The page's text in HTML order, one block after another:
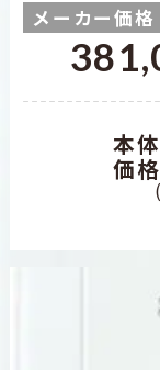
メーカー価格
本体
価格